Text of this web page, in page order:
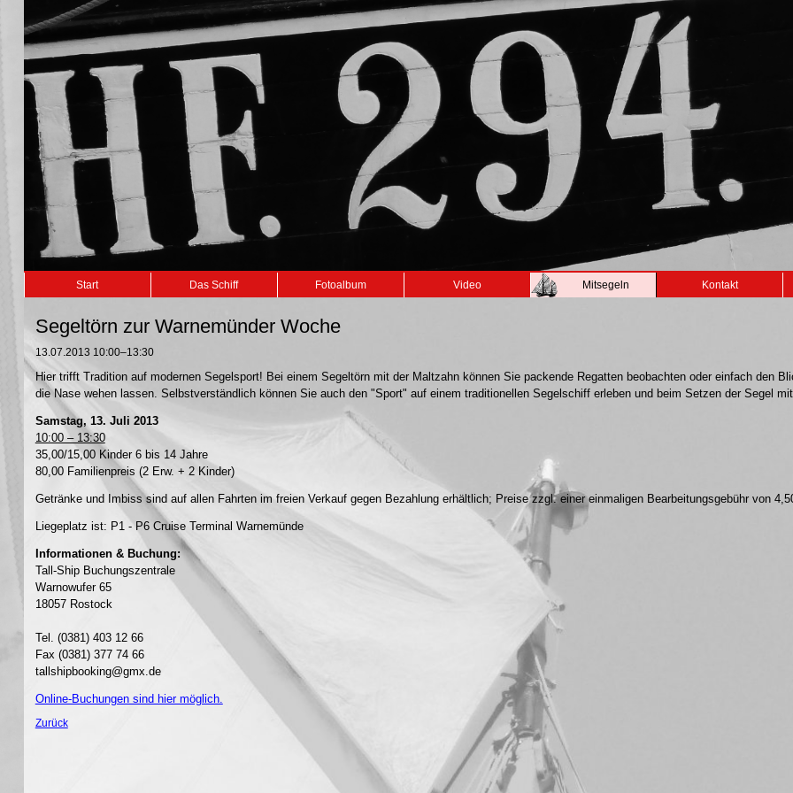
Navigation
überspringen
Start Das Schiff Fotoalbum Video Mitsegeln Kontakt
Segeltörn zur Warnemünder Woche
13.07.2013 10:00–13:30
Hier trifft Tradition auf modernen Segelsport! Bei einem Segeltörn mit der Maltzahn können Sie packende Regatten beobachten oder einfach den
die Nase wehen lassen. Selbstverständlich können Sie auch den "Sport" auf einem traditionellen Segelschiff erleben und beim Setzen der Segel
Samstag, 13. Juli 2013
10:00 – 13:30
35,00/15,00 Kinder 6 bis 14 Jahre
80,00 Familienpreis (2 Erw. + 2 Kinder)
Getränke und Imbiss sind auf allen Fahrten im freien Verkauf gegen Bezahlung erhältlich; Preise zzgl. einer einmaligen Bearbeitungsgebühr von
Liegeplatz ist: P1 - P6 Cruise Terminal Warnemünde
Informationen & Buchung:
Tall-Ship Buchungszentrale
Warnowufer 65
18057 Rostock
Tel. (0381) 403 12 66
Fax (0381) 377 74 66
tallshipbooking@gmx.de
Online-Buchungen sind hier möglich.
Zurück